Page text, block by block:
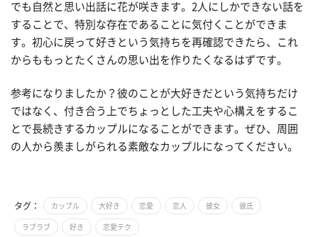
でも自然と思い出話に花が咲きます。2人にしかできない話を
することで、特別な存在であることに気付くことができま
す。初心に戻って好きという気持ちを再確認できたら、これ
からももっとたくさんの思い出を作りたくなるはずです。
参考になりましたか？彼のことが大好きだという気持ちだけ
ではなく、付き合う上でちょっとした工夫や心構えをするこ
とで長続きするカップルになることができます。ぜひ、周囲
の人から羨ましがられる素敵なカップルになってください。
タグ： カップル 大好き 恋愛 恋人 彼女 彼氏
ラブラブ 好き 恋愛テク